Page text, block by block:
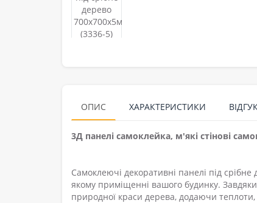
ОПИС ХАРАКТЕРИСТИКИ
3Д панелі самоклейка, м'які стінові
Самоклеючі декоративні панелі під
якому приміщенні вашого будинку.
природної краси дерева, додаючи